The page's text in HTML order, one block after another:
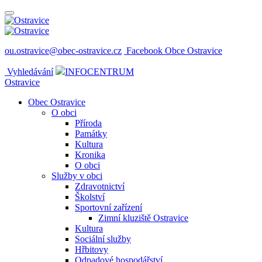
ou.ostravice@obec-ostravice.cz Facebook Obce Ostravice
Vyhledávání
INFOCENTRUM
Ostravice
Obec Ostravice
O obci
Příroda
Památky
Kultura
Kronika
O obci
Služby v obci
Zdravotnictví
Školství
Sportovní zařízení
Zimní kluziště Ostravice
Kultura
Sociální služby
Hřbitovy
Odpadové hospodářství